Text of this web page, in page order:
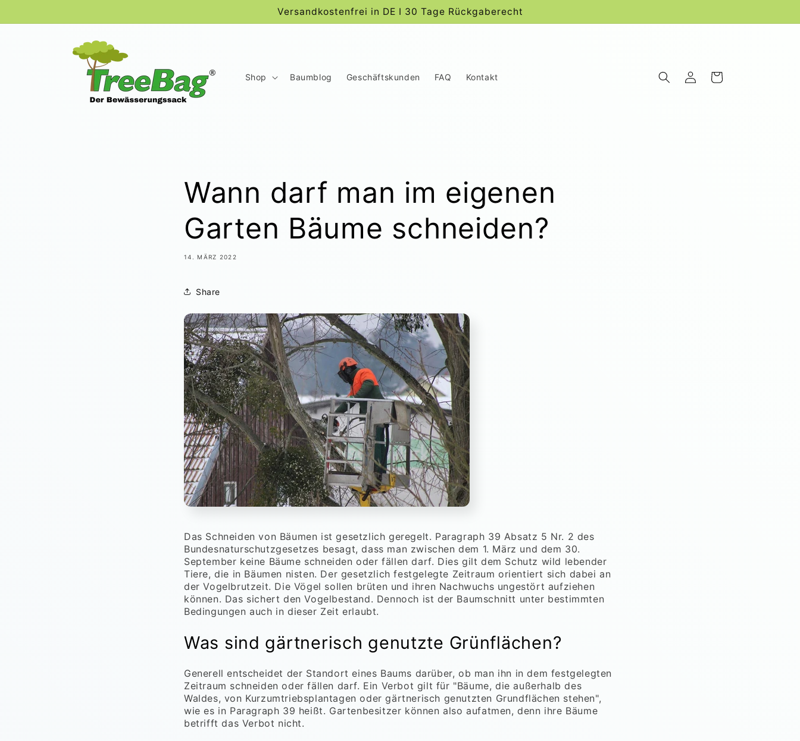
Inhalt
Versandkostenfrei in DE I 30 Tage Rückgaberecht
Shop Baumblog Geschäftskunden FAQ Kontakt EinloggenWarenkorb
Wann darf man im eigenen
Garten Bäume schneiden?
14. MÄRZ 2022
Share
Das Schneiden von Bäumen ist gesetzlich geregelt. Paragraph 39 Absatz 5 Nr. 2 des
Bundesnaturschutzgesetzes besagt, dass man zwischen dem 1. März und dem 30.
September keine Bäume schneiden oder fällen darf. Dies gilt dem Schutz wild lebender
Tiere, die in Bäumen nisten. Der gesetzlich festgelegte Zeitraum orientiert sich dabei an
der Vogelbrutzeit. Die Vögel sollen brüten und ihren Nachwuchs ungestört aufziehen
können. Das sichert den Vogelbestand. Dennoch ist der Baumschnitt unter bestimmten
Bedingungen auch in dieser Zeit erlaubt.
Was sind gärtnerisch genutzte Grünflächen?
Generell entscheidet der Standort eines Baums darüber, ob man ihn in dem festgelegten
Zeitraum schneiden oder fällen darf. Ein Verbot gilt für "Bäume, die außerhalb des
Waldes, von Kurzumtriebsplantagen oder gärtnerisch genutzten Grundflächen stehen",
wie es in Paragraph 39 heißt. Gartenbesitzer können also aufatmen, denn ihre Bäume
betrifft das Verbot nicht.